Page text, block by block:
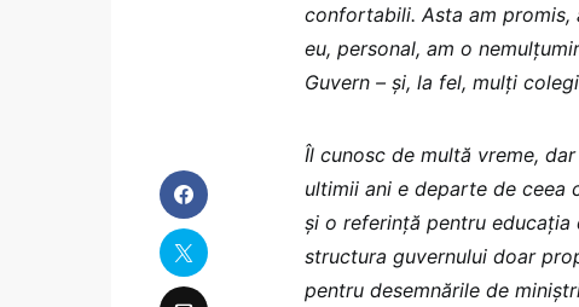
confortabili. Asta am
eu, personal, am o
Guvern – și, la fel, mulți
Îl cunosc de multă vreme,
ultimii ani e departe de ceea
și o referință pentru educația
structura guvernului doar
pentru desemnările de